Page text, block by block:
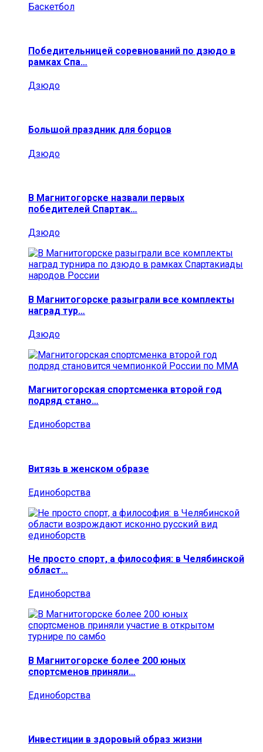
Баскетбол
Победительницей соревнований по дзюдо в
рамках Спа…
Дзюдо
Большой праздник для борцов
Дзюдо
В Магнитогорске назвали первых
победителей Спартак…
Дзюдо
В Магнитогорске разыграли все комплекты
наград тур…
Дзюдо
Магнитогорская спортсменка второй год
подряд стано…
Единоборства
Витязь в женском образе
Единоборства
Не просто спорт, а философия: в Челябинской
област…
Единоборства
В Магнитогорске более 200 юных
спортсменов приняли…
Единоборства
Инвестиции в здоровый образ жизни